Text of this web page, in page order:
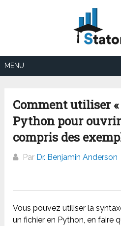
MENU
Comment utiliser «
Python pour
compris des
Par Dr. Benjamin Anderson
Vous pouvez utiliser la
un fichier en Python, en faire